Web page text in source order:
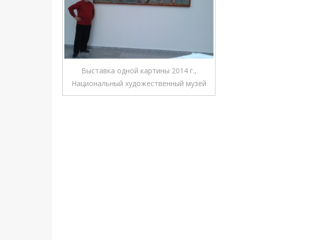
Выставка одной картины 2014 г.,
Национальный художественный музей